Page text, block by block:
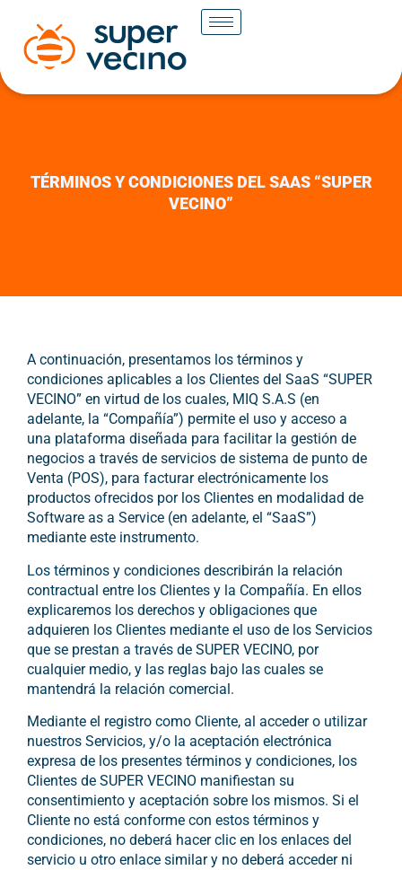
TÉRMINOS Y CONDICIONES DEL SAAS “SUPER
VECINO”
A continuación, presentamos los términos y
condiciones aplicables a los Clientes del SaaS “SUPER
VECINO” en virtud de los cuales, MIQ S.A.S (en
adelante, la “Compañía”) permite el uso y acceso a
una plataforma diseñada para facilitar la gestión de
negocios a través de servicios de sistema de punto de
Venta (POS), para facturar electrónicamente los
productos ofrecidos por los Clientes en modalidad de
Software as a Service (en adelante, el “SaaS”)
mediante este instrumento.
Los términos y condiciones describirán la relación
contractual entre los Clientes y la Compañía. En ellos
explicaremos los derechos y obligaciones que
adquieren los Clientes mediante el uso de los Servicios
que se prestan a través de SUPER VECINO, por
cualquier medio, y las reglas bajo las cuales se
mantendrá la relación comercial.
Mediante el registro como Cliente, al acceder o utilizar
nuestros Servicios, y/o la aceptación electrónica
expresa de los presentes términos y condiciones, los
Clientes de SUPER VECINO manifiestan su
consentimiento y aceptación sobre los mismos. Si el
Cliente no está conforme con estos términos y
condiciones, no deberá hacer clic en los enlaces del
servicio u otro enlace similar y no deberá acceder ni